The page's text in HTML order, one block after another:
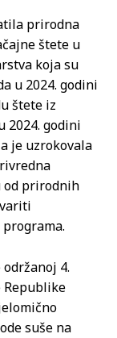
prirodna
štete u
koja su
u 2024. godini
štete iz
2024. godini
je uzrokovala
od prirodnih
4.
Republike
suše na